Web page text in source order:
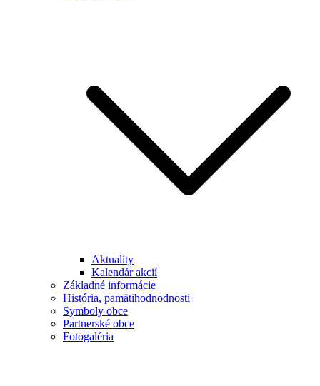
Aktuality
Kalendár akcií
Základné informácie
História, pamätihodnodnosti
Symboly obce
Partnerské obce
Fotogaléria